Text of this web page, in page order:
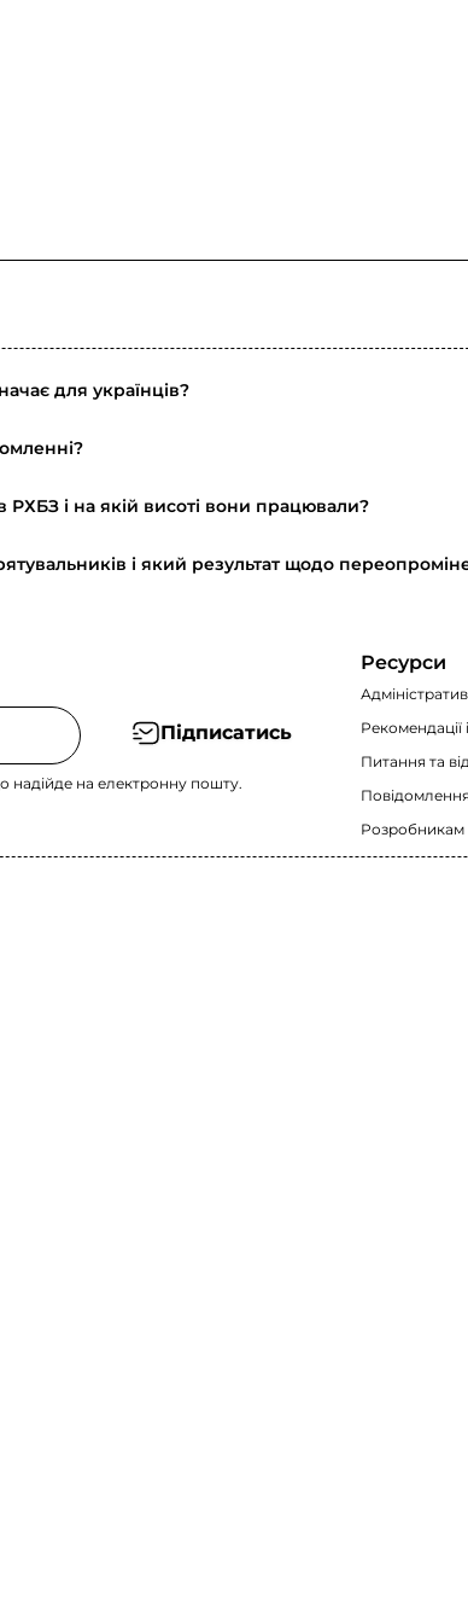
для українців?
РХБЗ і на якій висоті вони працювали?
і який результат щодо
Підписатись
на електронну пошту.
Ресурси
Питання та
Повідомлення
Розробникам